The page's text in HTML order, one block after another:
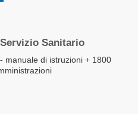
Sanitario
manuale di istruzioni + 1800